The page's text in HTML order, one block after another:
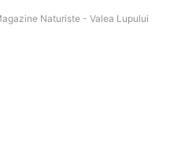
Naturiste - Valea Lupului